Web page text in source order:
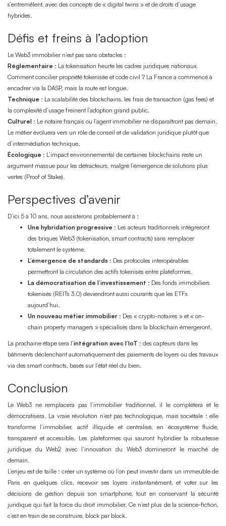
s’entremêlent, avec des concepts de « digital twins » et de droits d’usage
hybrides.
Défis et freins à l’adoption
Le Web3 immobilier n’est pas sans obstacles :
Réglementaire : La tokenisation heurte les cadres juridiques nationaux.
Comment concilier propriété tokenisée et code civil ? La France a commencé à
encadrer via la DASP, mais la route est longue.
Technique : La scalabilité des blockchains, les frais de transaction (gas fees) et
la complexité d’usage freinent l’adoption grand public.
Culturel : Le notaire français ou l’agent immobilier ne disparaîtront pas demain.
Le métier évoluera vers un rôle de conseil et de validation juridique plutôt que
d’intermédiation technique.
Écologique : L’impact environnemental de certaines blockchains reste un
argument massue pour les détracteurs, malgré l’émergence de solutions plus
vertes (Proof of Stake).
Perspectives d’avenir
D’ici 5 à 10 ans, nous assisterons probablement à :
Une hybridation progressive : Les acteurs traditionnels intégreront
des briques Web3 (tokenisation, smart contracts) sans remplacer
totalement le système.
L’émergence de standards : Des protocoles interopérables
permettront la circulation des actifs tokenisés entre plateformes.
La démocratisation de l’investissement : Des fonds immobiliers
tokenisés (REITs 3.0) deviendront aussi courants que les ETFs
aujourd’hui.
Un nouveau métier immobilier : Des « crypto-notaires » et « on-
chain property managers » spécialisés dans la blockchain émergeront.
La prochaine étape sera l’intégration avec l’IoT : des capteurs dans les
bâtiments déclenchant automatiquement des paiements de loyers ou des travaux
via des smart contracts, basés sur l’état réel du bien.
Conclusion
Le Web3 ne remplacera pas l’immobilier traditionnel, il le complétera et le
démocratisera. La vraie révolution n’est pas technologique, mais sociétale : elle
transforme l’immobilier, actif illiquide et centralisé, en écosystême fluide,
transparent et accessible. Les plateformes qui sauront hybridier la robustesse
juridique du Web2 avec l’innovation du Web3 domineront le marché de
demain.
L’enjeu est de taille : créer un système où l’on peut investir dans un immeuble de
Paris en quelques clics, recevoir ses loyers instantanément, et voter sur les
décisions de gestion depuis son smartphone, tout en conservant la sécurité
juridique qui fait la force du droit immobilier. Ce n’est plus de la science-fiction,
c’est en train de se construire, block par block.